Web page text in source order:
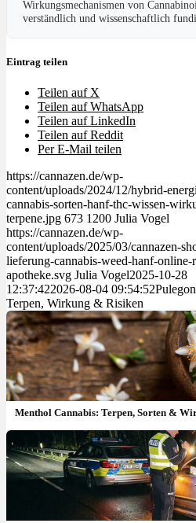
Wirkungsmechanismen von
verständlich und wissenschaftlich
Eintrag teilen
Teilen auf X
Teilen auf WhatsApp
Teilen auf LinkedIn
Teilen auf Reddit
Per E-Mail teilen
https://cannazen.de/wp-
content/uploads/2024/12/hybrid-
cannabis-sorten-hanf-thc-wissen-
terpene.jpg 673 1200 Julia Vogel
https://cannazen.de/wp-
content/uploads/2025/03/cannazen-
lieferung-cannabis-weed-hanf-online-
apotheke.svg Julia Vogel2025-10-28
12:37:422026-08-04 09:54:52
Terpen, Wirkung & Risiken
Menthol Cannabis: Terpen, Sorten &